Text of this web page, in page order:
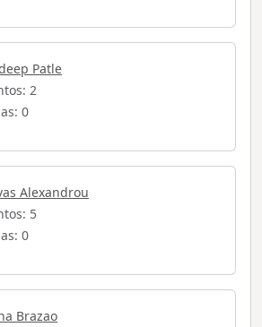
Patle
2
0
Alexandrou
5
0
Brazao